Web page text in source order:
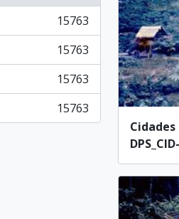
15763
15763
15763
15763
Cidades